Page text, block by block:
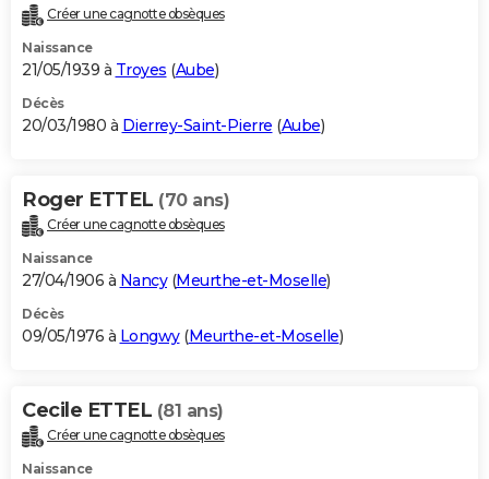
Créer une cagnotte obsèques
Naissance
21/05/1939 à Troyes (Aube)
Décès
20/03/1980 à Dierrey-Saint-Pierre (Aube)
Roger ETTEL (70 ans)
Créer une cagnotte obsèques
Naissance
27/04/1906 à Nancy(Meurthe-et-Moselle)
Décès
09/05/1976 à Longwy(Meurthe-et-Moselle)
Cecile ETTEL (81 ans)
Créer une cagnotte obsèques
Naissance